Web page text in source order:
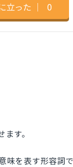
立った ｜ 0
す。
を表す形容詞